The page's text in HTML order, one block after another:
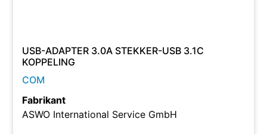
USB-ADAPTER 3.0A STEKKER-USB 3.1C
KOPPELING
COM
Fabrikant
ASWO International Service GmbH